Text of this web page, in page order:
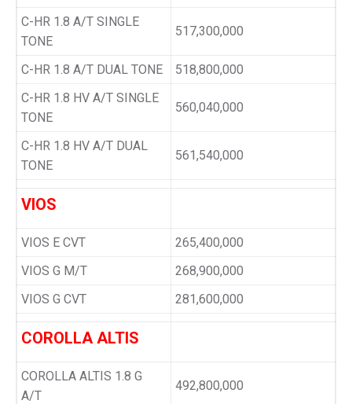
C-HR 1.8 A/T SINGLE
TONE
517,300,000
C-HR 1.8 A/T DUAL TONE
518,800,000
C-HR 1.8 HV A/T SINGLE
TONE
560,040,000
C-HR 1.8 HV A/T DUAL
TONE
561,540,000
VIOS
VIOS E CVT
265,400,000
VIOS G M/T
268,900,000
VIOS G CVT
281,600,000
COROLLA ALTIS
COROLLA ALTIS 1.8 G
A/T
492,800,000